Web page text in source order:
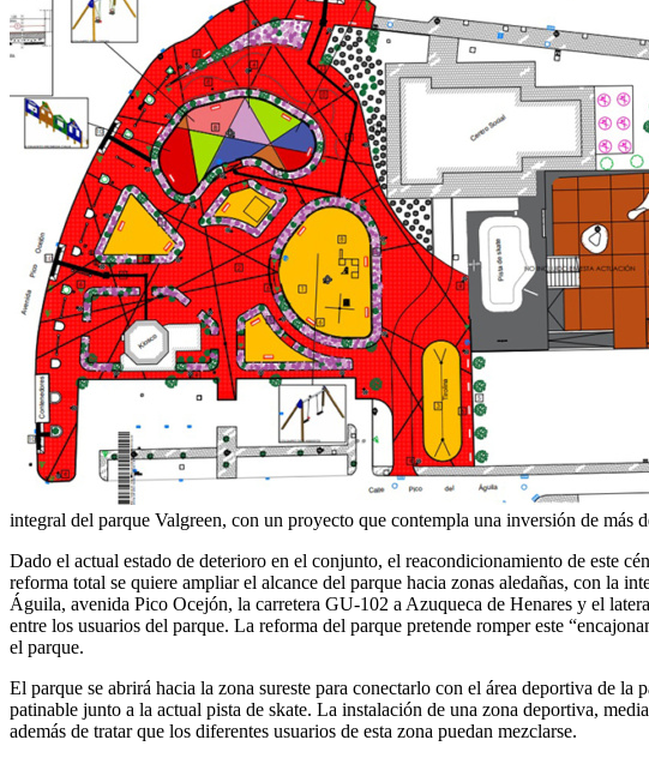
integral del parque Valgreen, con un proyecto que contempla una inversión de
Dado el actual estado de deterioro en el conjunto, el reacondicionamiento de este
reforma total se quiere ampliar el alcance del parque hacia zonas aledañas, con la
Águila, avenida Pico Ocejón, la carretera GU-102 a Azuqueca de Henares y el
entre los usuarios del parque. La reforma del parque pretende romper este
el parque.
El parque se abrirá hacia la zona sureste para conectarlo con el área deportiva de
patinable junto a la actual pista de skate. La instalación de una zona deportiva,
además de tratar que los diferentes usuarios de esta zona puedan mezclarse.